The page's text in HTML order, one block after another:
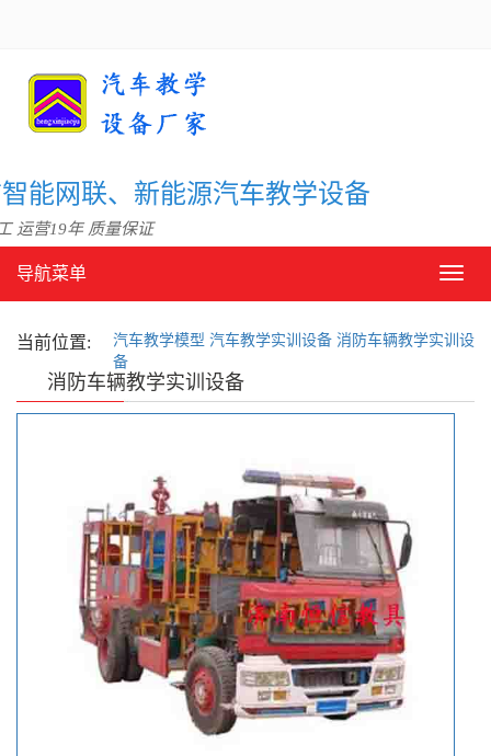
能网联、新能源汽车教学设备
运营19年 质量保证
导
单
导航菜单
当前位置: 汽车教学模型 汽车教学实训设备 消防车辆教学实训设
备
消防车辆教学实训设备